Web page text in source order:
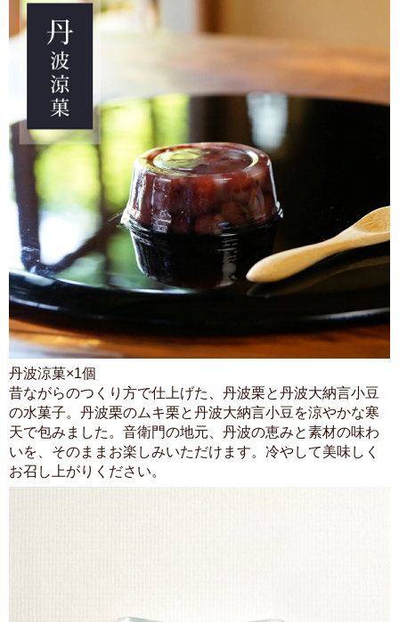
丹波涼菓×1個
昔ながらのつくり方で仕上げた、丹波栗と丹波大納言小豆
の水菓子。丹波栗のムキ栗と丹波大納言小豆を涼やかな寒
天で包みました。音衛門の地元、丹波の恵みと素材の味わ
いを、そのままお楽しみいただけます。冷やして美味しく
お召し上がりください。